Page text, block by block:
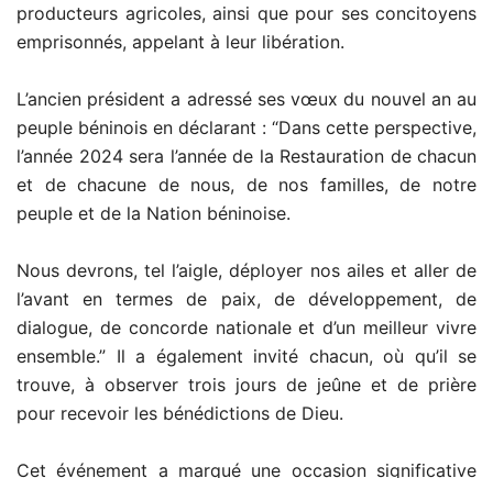
producteurs agricoles, ainsi que pour ses concitoyens
emprisonnés, appelant à leur libération.
L’ancien président a adressé ses vœux du nouvel an au
peuple béninois en déclarant : “Dans cette perspective,
l’année 2024 sera l’année de la Restauration de chacun
et de chacune de nous, de nos familles, de notre
peuple et de la Nation béninoise.
Nous devrons, tel l’aigle, déployer nos ailes et aller de
l’avant en termes de paix, de développement, de
dialogue, de concorde nationale et d’un meilleur vivre
ensemble.” Il a également invité chacun, où qu’il se
trouve, à observer trois jours de jeûne et de prière
pour recevoir les bénédictions de Dieu.
Cet événement a marqué une occasion significative